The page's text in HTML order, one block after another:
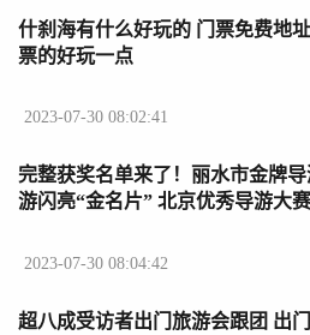
什刹海有什么好玩的 门票免费地
票的好玩一点
2023-07-30 08:02:41
完整获奖名单来了！丽水市金牌
游闪亮“金名片” 北京优秀导游大
2023-07-30 08:04:42
超八成受访者出门旅游会跟团 出